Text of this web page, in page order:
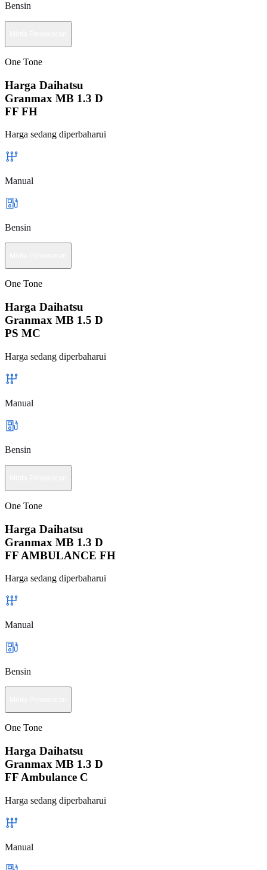
Bensin
One Tone
Harga Daihatsu
Granmax MB 1.3 D
FF FH
Harga sedang diperbaharui
Manual
Bensin
One Tone
Harga Daihatsu
Granmax MB 1.5 D
PS MC
Harga sedang diperbaharui
Manual
Bensin
One Tone
Harga Daihatsu
Granmax MB 1.3 D
FF AMBULANCE FH
Harga sedang diperbaharui
Manual
Bensin
One Tone
Harga Daihatsu
Granmax MB 1.3 D
FF Ambulance C
Harga sedang diperbaharui
Manual